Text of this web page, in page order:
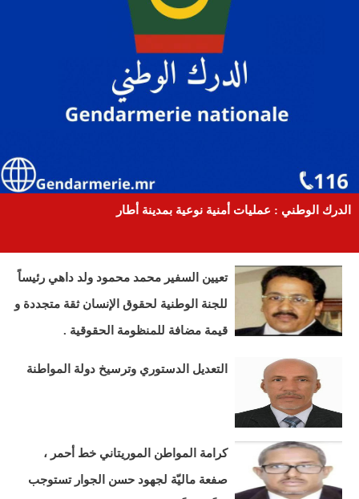
الدرك الوطني : عمليات أمنية نوعية بمدينة أطار
تعيين السفير محمد محمود ولد داهي رئيساً
للجنة الوطنية لحقوق الإنسان ثقة متجددة و
قيمة مضافة للمنظومة الحقوقية .
التعديل الدستوري وترسيخ دولة المواطنة
كرامة المواطن الموريتاني خط أحمر ،
صفعة ماليّة لجهود حسن الجوار تستوجب